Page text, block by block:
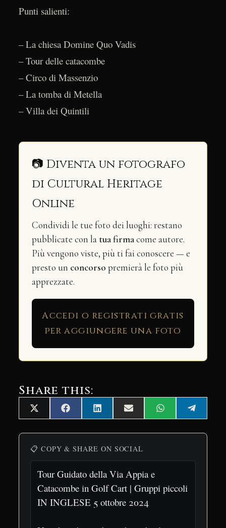
Punti salienti:
– La chiesa Domine Quo Vadis
– Tour delle catacombe
– Circo di Massenzio
– La tomba di Metella
– Villa dei Quintili
📷 Diventa un fotografo
di Cultural Heritage
Online
Condividi le tue foto dei luoghi: restano
pubblicate con la tua firmacome autore.
Più vengono viste, più ti fai conoscere — e
presto un concorso premierà le foto più
apprezzate.
Accedi o registrati gratis
per aggiungere una foto
Share this:
Share
on
X
(Twitter)
Share
on
FacebookShare
on
LinkedInShare
on
Email Share
on
WhatsAppShare
on
📋 COPY & SHARE ON SOCIAL